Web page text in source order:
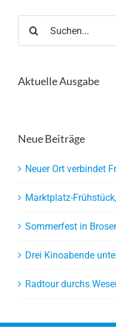
nach:
Aktuelle Ausgabe
Neue Beiträge
Neuer Ort verbindet
Marktplatz-
Sommerfest in
Drei Kinoabende
Radtour durchs